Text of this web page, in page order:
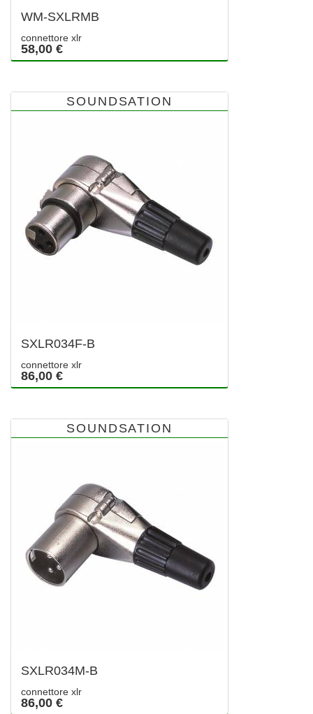
WM-SXLRMB
connettore xlr
58,00 €
SOUNDSATION
SXLR034F-B
connettore xlr
86,00 €
SOUNDSATION
SXLR034M-B
connettore xlr
86,00 €